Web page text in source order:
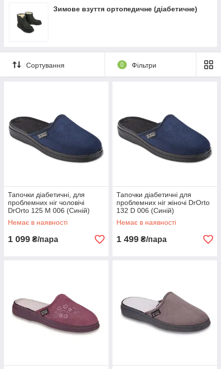
Зимове взуття ортопедичне (діабетичне)
Сортування 0 Фільтри
Тапочки діабетичні, для
проблемних ніг чоловічі
DrOrto 125 M 006 (Синій)
Немає в наявності
1 099 ₴/пара
Тапочки діабетичні для
проблемних ніг жіночі DrOrto
132 D 006 (Синій)
Немає в наявності
1 499 ₴/пара